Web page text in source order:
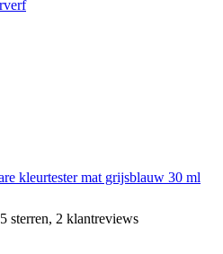
kleurtester mat grijsblauw 30 ml
sterren, 2 klantreviews